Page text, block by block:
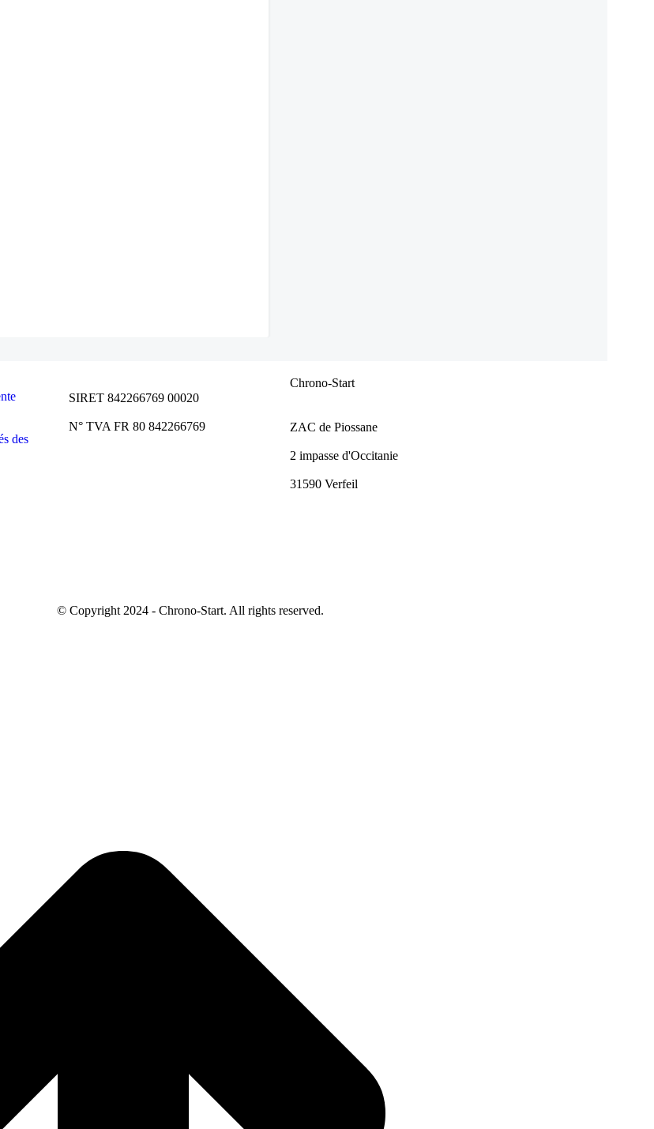
des
SIRET 842266769 00020
N° TVA FR 80 842266769
Chrono-Start
ZAC de Piossane
2 impasse d'Occitanie
31590 Verfeil
© Copyright 2024 - Chrono-Start. All rights reserved.